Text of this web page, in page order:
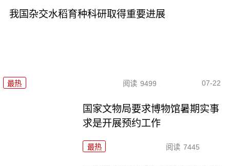
我国杂交水稻育种科研取得重要进展
最热 阅读 9499 07-22
国家文物局要求博物馆暑期实事
求是开展预约工作
最热 阅读 7445